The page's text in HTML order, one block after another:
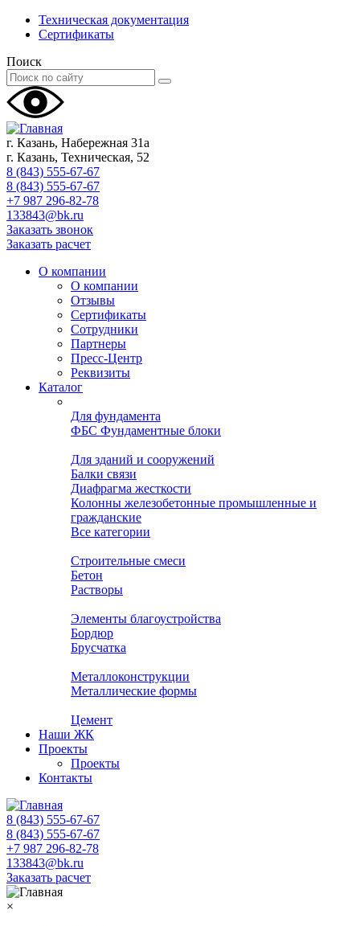
Техническая документация
Сертификаты
Поиск
г. Казань, Набережная 31а
г. Казань, Техническая, 52
8 (843) 555-67-67
8 (843) 555-67-67
+7 987 296-82-78
133843@bk.ru
Заказать звонок
Заказать расчет
О компании
О компании
Отзывы
Сертификаты
Сотрудники
Партнеры
Пресс-Центр
Реквизиты
Каталог
Для фундамента
ФБС Фундаментные блоки
Для зданий и сооружений
Балки связи
Диафрагма жесткости
Колонны железобетонные промышленные и
гражданские
Все категории
Строительные смеси
Бетон
Растворы
Элементы благоустройства
Бордюр
Брусчатка
Металлоконструкции
Металлические формы
Цемент
Наши ЖК
Проекты
Проекты
Контакты
8 (843) 555-67-67
8 (843) 555-67-67
+7 987 296-82-78
133843@bk.ru
Заказать расчет
×